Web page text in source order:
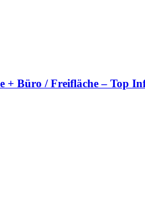
+ Büro / Freifläche – Top